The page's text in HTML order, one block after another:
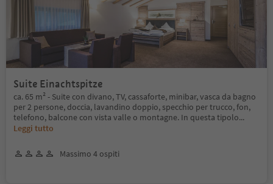
Suite Einachtspitze
ca. 65 m² - Suite con divano, TV, cassaforte, minibar, vasca da bagno
per 2 persone, doccia, lavandino doppio, specchio per trucco, fon,
telefono, balcone con vista valle o montagne. In questa tipolo...
Leggi tutto
Massimo 4 ospiti